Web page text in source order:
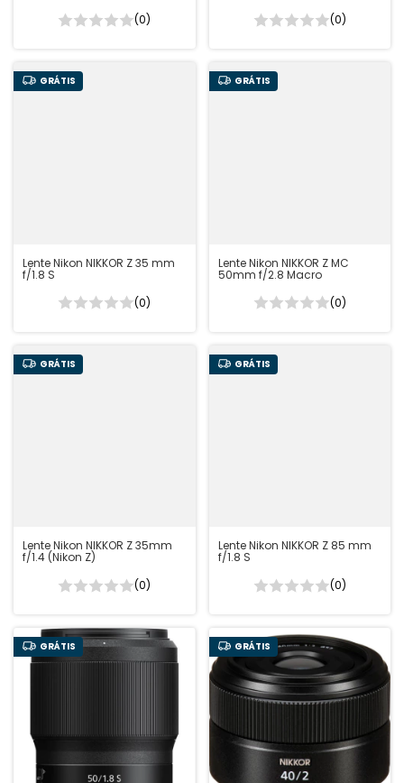
(0)
(0)
GRÁTIS
Lente Nikon NIKKOR Z 35 mm
f/1.8 S
(0)
GRÁTIS
Lente Nikon NIKKOR Z MC
50mm f/2.8 Macro
(0)
GRÁTIS
Lente Nikon NIKKOR Z 35mm
f/1.4 (Nikon Z)
(0)
GRÁTIS
Lente Nikon NIKKOR Z 85 mm
f/1.8 S
(0)
GRÁTIS GRÁTIS